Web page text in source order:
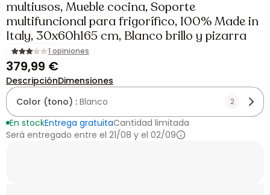
multiusos, Mueble cocina, Soporte
multifuncional para frigorífico, 100% Made in
Italy, 30x60h165 cm, Blanco brillo y pizarra
1 opiniones
379,99 €
DescripciónDimensiones
Color (tono) : Blanco 2
En stockEntrega gratuitaCantidad limitada
Será entregado entre el 21/08 y el 02/09